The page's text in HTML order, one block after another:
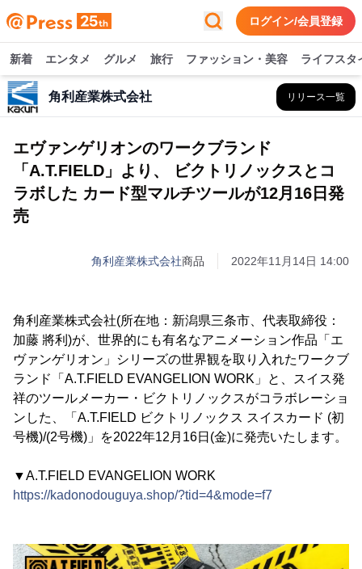
ログイン/会員登録
新着 エンタメ グルメ 旅行 ファッション・美容 ライフスタ
角利産業株式会社 リリース一覧
エヴァンゲリオンのワークブランド
「A.T.FIELD」より、 ビクトリノックスとコ
ラボした カード型マルチツールが12月16日発
売
角利産業株式会社商品 2022年11月14日 14:00
角利産業株式会社(所在地：新潟県三条市、代表取締役：
加藤 將利)が、世界的にも有名なアニメーション作品「エ
ヴァンゲリオン」シリーズの世界観を取り入れたワークブ
ランド「A.T.FIELD EVANGELION WORK」と、スイス発
祥のツールメーカー・ビクトリノックスがコラボレーショ
ンした、「A.T.FIELD ビクトリノックス スイスカード (初
号機)/(2号機)」を2022年12月16日(金)に発売いたします。
▼A.T.FIELD EVANGELION WORK
https://kadonodouguya.shop/?tid=4&mode=f7